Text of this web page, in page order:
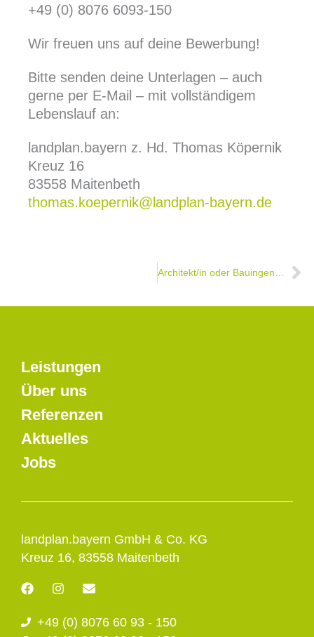
+49 (0) 8076 6093-150
Wir freuen uns auf deine Bewerbung!
Bitte senden deine Unterlagen – auch
gerne per E-Mail – mit vollständigem
Lebenslauf an:
landplan.bayern z. Hd. Thomas Köpernik
Kreuz 16
83558 Maitenbeth
thomas.koepernik@landplan-bayern.de
landplan.bayern GmbH & Co. KG
Kreuz 16, 83558 Maitenbeth
F
a
e
I
n
t
E
e
+49 (0) 8076 60 93 - 150
Leistungen
Über uns
Referenzen
Aktuelles
Jobs